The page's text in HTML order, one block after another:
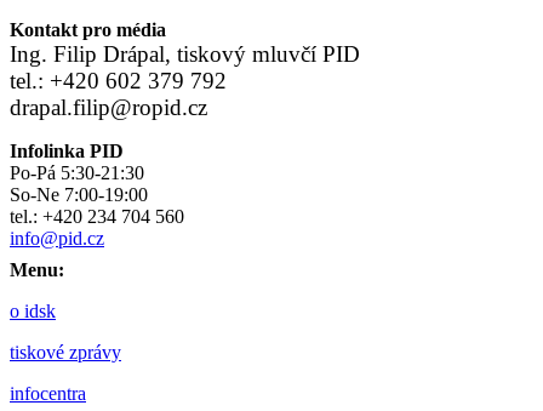
Kontakt pro média
Ing. Filip Drápal, tiskový mluvčí PID
tel.: +420 602 379 792
drapal.filip@ropid.cz
Infolinka PID
Po-Pá 5:30-21:30
So-Ne 7:00-19:00
tel.: +420 234 704 560
info@pid.cz
Menu:
o idsk
tiskové zprávy
infocentra